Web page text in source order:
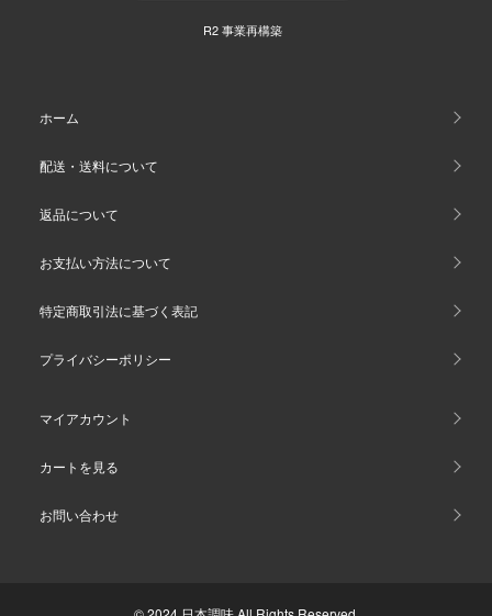
R2 事 業 再 構 築
ホーム
配送・送料について
返品について
お支払い方法について
特定商取引法に基づく表記
プライバシーポリシー
マイアカウント
カートを見る
お問い合わせ